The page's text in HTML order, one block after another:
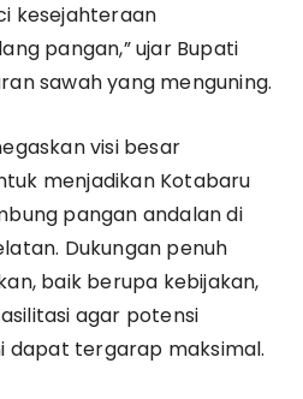
kesejahteraan
pangan,” ujar Bupati
sawah yang menguning.
visi besar
menjadikan Kotabaru
pangan andalan di
Dukungan penuh
baik berupa kebijakan,
agar potensi
dapat tergarap maksimal.